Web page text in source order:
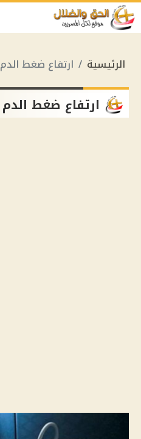
الرئيسية ارتفاع ضغط الدم
ارتفاع ضغط الدم